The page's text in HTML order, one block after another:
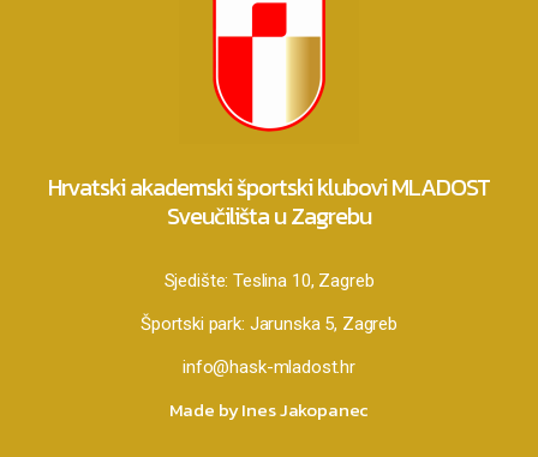
Hrvatski akademski športski klubovi MLADOST
Sveučilišta u Zagrebu
Sjedište:Teslina 10, Zagreb
Športski park: Jarunska 5, Zagreb
info@hask-mladost.hr
Made by Ines Jakopanec